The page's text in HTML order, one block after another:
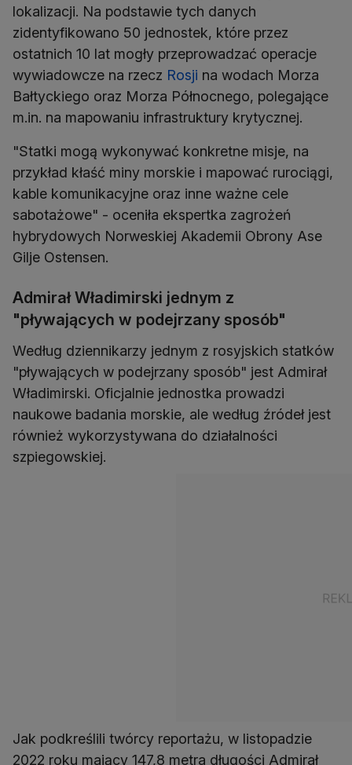
lokalizacji. Na podstawie tych danych
zidentyfikowano 50 jednostek, które przez
ostatnich 10 lat mogły przeprowadzać operacje
wywiadowcze na rzecz Rosji na wodach Morza
Bałtyckiego oraz Morza Północnego, polegające
m.in. na mapowaniu infrastruktury krytycznej.
"Statki mogą wykonywać konkretne misje, na
przykład kłaść miny morskie i mapować rurociągi,
kable komunikacyjne oraz inne ważne cele
sabotażowe" - oceniła ekspertka zagrożeń
hybrydowych Norweskiej Akademii Obrony Ase
Gilje Ostensen.
Admirał Władimirski jednym z
"pływających w podejrzany sposób"
Według dziennikarzy jednym z rosyjskich statków
"pływających w podejrzany sposób" jest Admirał
Władimirski. Oficjalnie jednostka prowadzi
naukowe badania morskie, ale według źródeł jest
również wykorzystywana do działalności
szpiegowskiej.
Jak podkreślili twórcy reportażu, w listopadzie
2022 roku mający 147,8 metra długości Admirał